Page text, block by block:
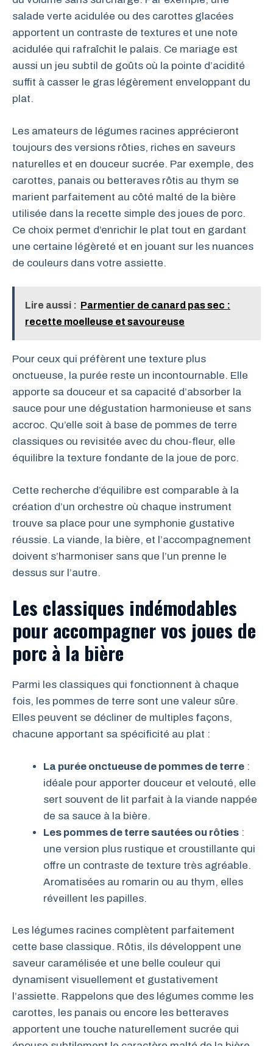
salade verte acidulée ou des carottes glacées
apportent un contraste de textures et une note
acidulée qui rafraîchit le palais. Ce mariage est
aussi un jeu subtil de goûts où la pointe d’acidité
suffit à casser le gras légèrement enveloppant du
plat.
Les amateurs de légumes racines apprécieront
toujours des versions rôties, riches en saveurs
naturelles et en douceur sucrée. Par exemple, des
carottes, panais ou betteraves rôtis au thym se
marient parfaitement au côté malté de la bière
utilisée dans la recette simple des joues de porc.
Ce choix permet d’enrichir le plat tout en gardant
une certaine légèreté et en jouant sur les nuances
de couleurs dans votre assiette.
Lire aussi : Parmentier de canard pas sec :
recette moelleuse et savoureuse
Pour ceux qui préfèrent une texture plus
onctueuse, la purée reste un incontournable. Elle
apporte sa douceur et sa capacité d’absorber la
sauce pour une dégustation harmonieuse et sans
accroc. Qu’elle soit à base de pommes de terre
classiques ou revisitée avec du chou-fleur, elle
équilibre la texture fondante de la joue de porc.
Cette recherche d’équilibre est comparable à la
création d’un orchestre où chaque instrument
trouve sa place pour une symphonie gustative
réussie. La viande, la bière, et l’accompagnement
doivent s’harmoniser sans que l’un prenne le
dessus sur l’autre.
Les classiques indémodables
pour accompagner vos joues de
porc à la bière
Parmi les classiques qui fonctionnent à chaque
fois, les pommes de terre sont une valeur sûre.
Elles peuvent se décliner de multiples façons,
chacune apportant sa spécificité au plat :
La purée onctueuse de pommes de terre :
idéale pour apporter douceur et velouté, elle
sert souvent de lit parfait à la viande nappée
de sa sauce à la bière.
Les pommes de terre sautées ou rôties :
une version plus rustique et croustillante qui
offre un contraste de texture très agréable.
Aromatisées au romarin ou au thym, elles
réveillent les papilles.
Les légumes racines complètent parfaitement
cette base classique. Rôtis, ils développent une
saveur caramélisée et une belle couleur qui
dynamisent visuellement et gustativement
l’assiette. Rappelons que des légumes comme les
carottes, les panais ou encore les betteraves
apportent une touche naturellement sucrée qui